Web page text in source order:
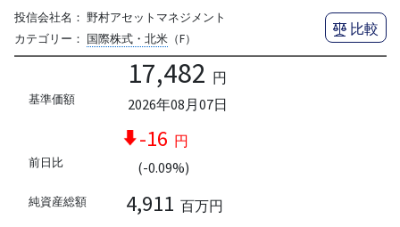
投信会社名： 野村アセットマネジメント
カテゴリー： 国際株式・北米（F）
比較
基準価額
17,482 円
2026年08月07日
前日比
-16 円
(-0.09%)
純資産総額 4,911 百万円